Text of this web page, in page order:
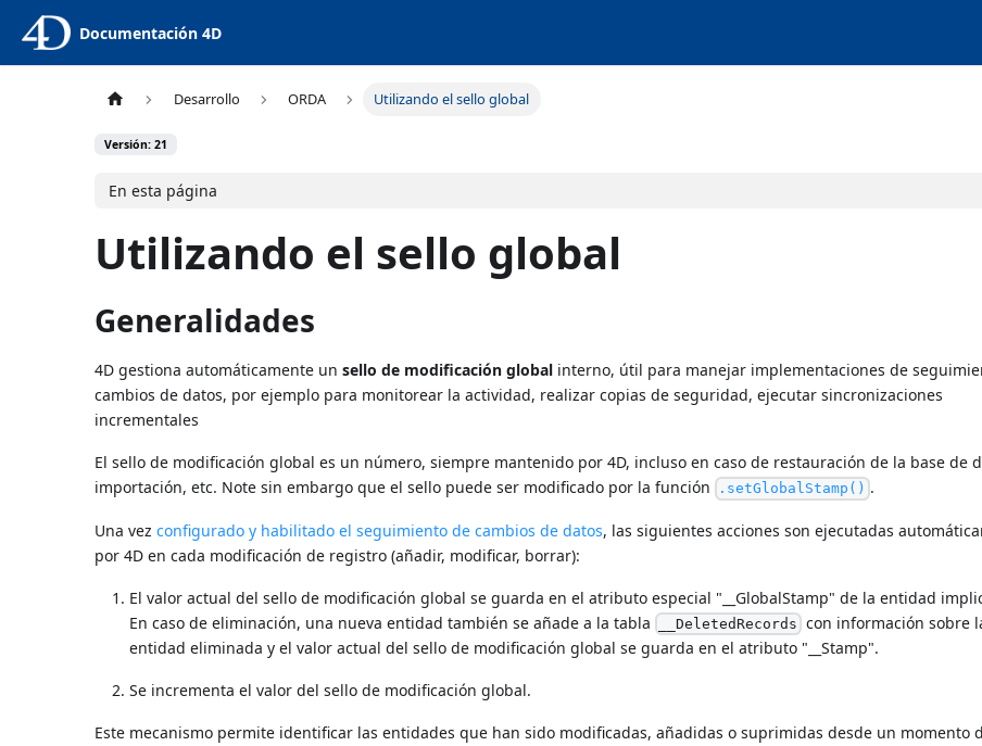
Documentación 4D
Desarrollo ORDA Utilizando el sello global
Versión: 21
En esta página
Utilizando el sello global
Generalidades
4D gestiona automáticamente unsello de modificación global interno, útil para manejar implementaciones de
cambios de datos, por ejemplo para monitorear la actividad, realizar copias de seguridad, ejecutar sincronizaciones
incrementales
El sello de modificación global es un número, siempre mantenido por 4D, incluso en caso de restauración de la base de
importación, etc. Note sin embargo que el sello puede ser modificado por la función .setGlobalStamp() .
Una vezconfigurado y habilitado el seguimiento de cambios de datos, las siguientes acciones son ejecutadas
por 4D en cada modificación de registro (añadir, modificar, borrar):
El valor actual del sello de modificación global se guarda en el atributo especial "__GlobalStamp" de la entidad
En caso de eliminación, una nueva entidad también se añade a la tabla
__DeletedRecords con información sobre
entidad eliminada y el valor actual del sello de modificación global se guarda en el atributo "__Stamp".
Se incrementa el valor del sello de modificación global.
Este mecanismo permite identificar las entidades que han sido modificadas, añadidas o suprimidas desde un momento